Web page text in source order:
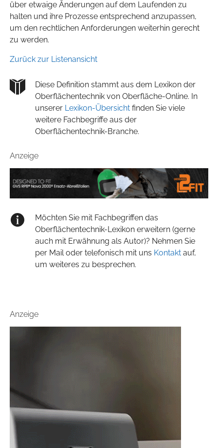
über etwaige Änderungen auf dem Laufenden zu
halten und ihre Prozesse entsprechend anzupassen,
um den rechtlichen Anforderungen weiterhin gerecht
zu werden.
Zurück zur Listenansicht
Diese Definition stammt aus dem Lexikon der
Oberflächentechnik von Oberfläche-Online. In
unserer Lexikon-Übersicht finden Sie viele
weitere Fachbegriffe aus der
Oberflächentechnik-Branche.
Anzeige
Möchten Sie mit Fachbegriffen das
Oberflächentechnik-Lexikon erweitern (gerne
auch mit Erwähnung als Autor)? Nehmen Sie
per Mail oder telefonisch mit uns Kontakt auf,
um weiteres zu besprechen.
Anzeige